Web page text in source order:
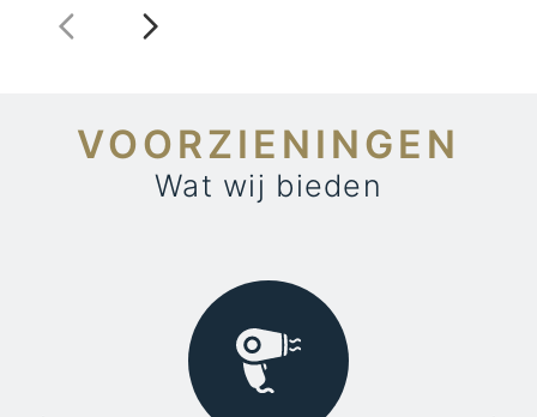
VOORZIENINGEN
Wat wij bieden